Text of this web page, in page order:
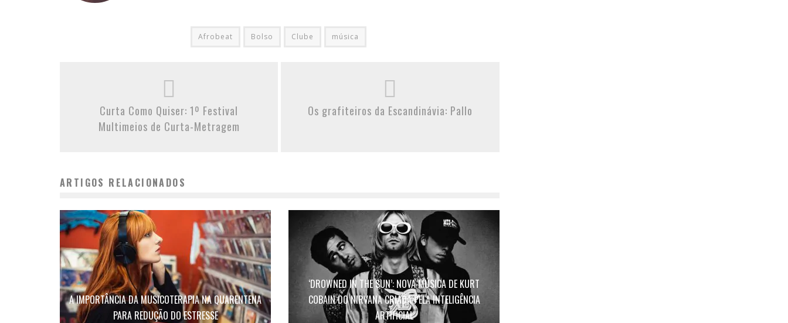
Afrobeat Bolso Clube música
Curta Como Quiser: 1º Festival
Multimeios de Curta-Metragem
Os grafiteiros da Escandinávia: Pallo
ARTIGOS RELACIONADOS
A IMPORTÂNCIA DA MUSICOTERAPIA NA QUARENTENA
PARA REDUÇÃO DO ESTRESSE
‘DROWNED IN THE SUN’: NOVA MÚSICA DE KURT
COBAIN DO NIRVANA CRIADA PELA INTELIGÊNCIA
ARTIFICIAL